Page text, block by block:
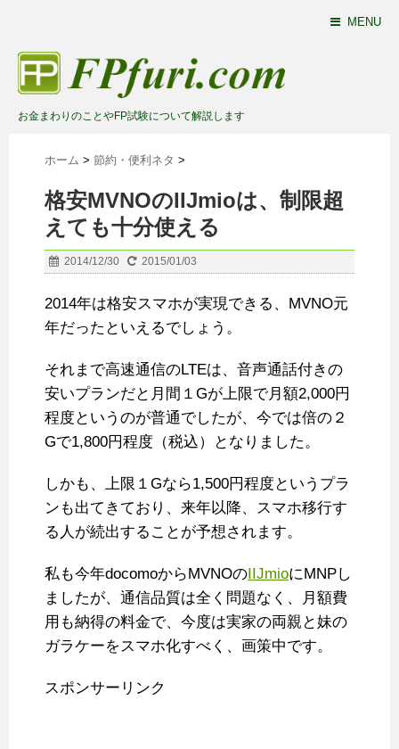
MENU
お金まわりのことやFP試験について解説します
ホーム > 節約・便利ネタ >
格安MVNOのIIJmioは、制限超
えても十分使える
2014/12/30 2015/01/03
2014年は格安スマホが実現できる、MVNO元
年だったといえるでしょう。
それまで高速通信のLTEは、音声通話付きの
安いプランだと月間１Gが上限で月額2,000円
程度というのが普通でしたが、今では倍の２
Gで1,800円程度（税込）となりました。
しかも、上限１Gなら1,500円程度というプラ
ンも出てきており、来年以降、スマホ移行す
る人が続出することが予想されます。
私も今年docomoからMVNOの IIJmioにMNPし
ましたが、通信品質は全く問題なく、月額費
用も納得の料金で、今度は実家の両親と妹の
ガラケーをスマホ化すべく、画策中です。
スポンサーリンク